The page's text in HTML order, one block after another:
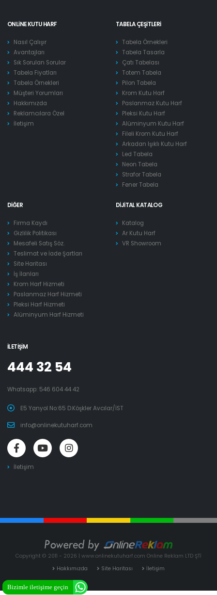
ONLINE KUTU HARF
Nasıl Çalışır
Avantajları
Sık Sorulan Sorular
Tabela Fiyatları
Tabela Örnekleri
Müşteri Yorumları
Hakkımızda
Reklamcılara Özel
İletişim
TABELA ÇEŞITLERI
Tabela Örnekleri
Tabela Tasarla
Çatı Tabelası
Totem Tabela
Pilon Tabela
Krom Kutu Harf
Paslanmaz Kutu Harf
Pleksi Kutu Harf
Alüminyum Kutu Harf
Fileli Krom Kutu Harf
Arkadan Işıklı Kutu Harf
Led Tabela
Neon Tabela
Strafor Tabela
Fener Tabela
DIĞER
Firma Kaydı
Gizlilik Politikası
Mesafeli Satış Söz.
Teslimat ve İade Şartları
Site Haritası
İş İlanları
Krom Harf Hizmeti
Paslanmaz Harf Hizmeti
Pleksi Harf Hizmeti
Alüminyum Harf Hizmeti
DIJITAL KATALOG
Katalog
Ar Kutu Harf
VR Showroom
İLETIŞIM
444 32 54
Whatsapp: 546 604 44 42
E5 Yanyol No:65 D.Köşkler Avcılar/İST
info@onlinekutuharf.com
İletişim
Copyright © 2011 - 2026 | www.onlinekutuharf.com Online Reklam LTD ŞTİ
Hakkımızda
Site Haritası İletişim
Bizimle iletişime geçin